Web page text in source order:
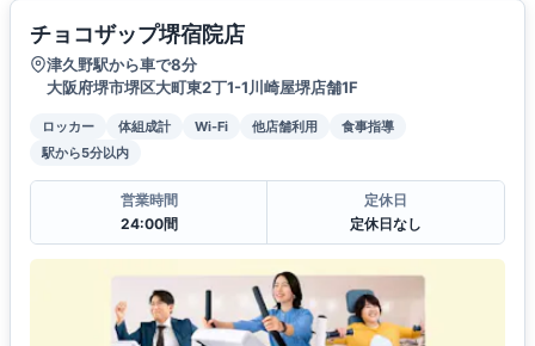
チョコザップ堺宿院店
津久野駅から車で8分
大阪府堺市堺区大町東2丁1-1川崎屋堺店舗1F
ロッカー 体組成計 Wi-Fi 他店舗利用
食事指導
駅から5分以内
営業時間
24:00間
定休日
定休日なし